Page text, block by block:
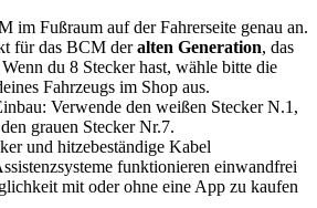
im Fußraum auf der Fahrerseite genau an.
für das BCM deralten Generation, das
du 8 Stecker hast, wähle bitte die
Fahrzeugs im Shop aus.
Verwende den weißen Stecker N.1,
grauen Stecker Nr.7.
und hitzebeständige Kabel
funktionieren einwandfrei
mit oder ohne eine App zu kaufen